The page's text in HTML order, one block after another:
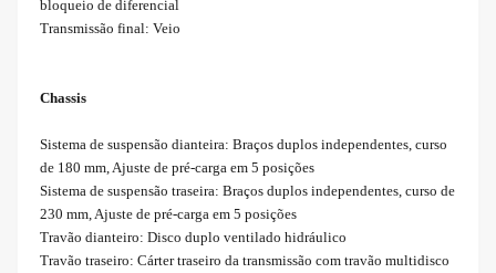
bloqueio de diferencial
Transmissão final: Veio
Chassis
Sistema de suspensão dianteira: Braços duplos independentes, curso
de 180 mm, Ajuste de pré-carga em 5 posições
Sistema de suspensão traseira: Braços duplos independentes, curso de
230 mm, Ajuste de pré-carga em 5 posições
Travão dianteiro: Disco duplo ventilado hidráulico
Travão traseiro: Cárter traseiro da transmissão com travão multidisco